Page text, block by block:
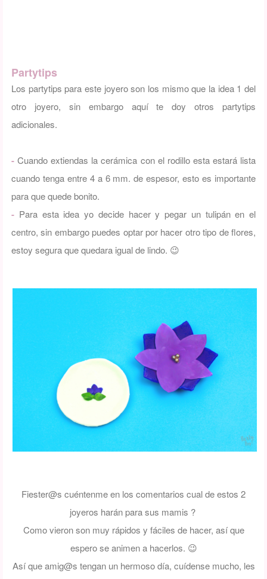
Partytips
Los partytips para este joyero son los mismo que la idea 1 del
otro joyero, sin embargo aquí te doy otros partytips
adicionales.
- Cuando extiendas la cerámica con el rodillo esta estará lista
cuando tenga entre 4 a 6 mm. de espesor, esto es importante
para que quede bonito.
- Para esta idea yo decide hacer y pegar un tulipán en el
centro, sin embargo puedes optar por hacer otro tipo de flores,
estoy segura que quedara igual de lindo. 😉
Fiester@s cuéntenme en los comentarios cual de estos 2
joyeros harán para sus mamis ?
Como vieron son muy rápidos y fáciles de hacer, así que
espero se animen a hacerlos. 😉
Así que amig@s tengan un hermoso día, cuídense mucho, les